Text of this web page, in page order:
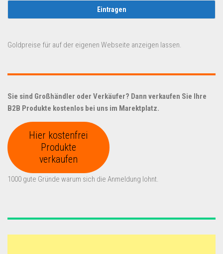
Goldpreise für auf der eigenen Webseite anzeigen lassen.
Sie sind Großhändler oder Verkäufer? Dann verkaufen Sie Ihre
B2B Produkte kostenlos bei uns im Marektplatz.
Hier kostenfrei
Produkte
verkaufen
1000 gute Gründe warum sich die Anmeldung lohnt.